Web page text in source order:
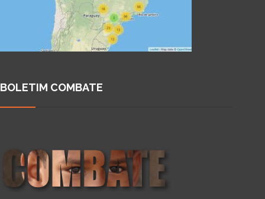
BOLETIM COMBATE